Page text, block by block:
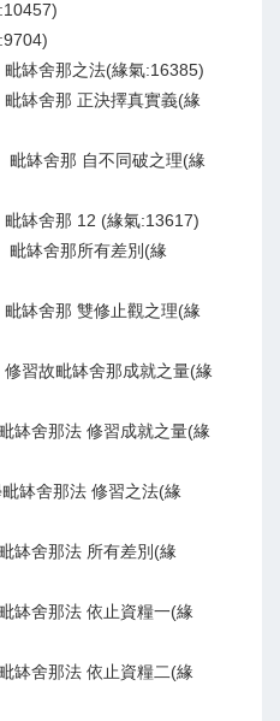
缽舍那之法(緣氣:16385)
缽舍那 正決擇真實義(緣
缽舍那 自不同破之理(緣
缽舍那 12 (緣氣:13617)
毗缽舍那所有差別(緣
缽舍那 雙修止觀之理(緣
習故毗缽舍那成就之量(緣
缽舍那法 修習成就之量(緣
缽舍那法 修習之法(緣
缽舍那法 所有差別(緣
缽舍那法 依止資糧一(緣
缽舍那法 依止資糧二(緣